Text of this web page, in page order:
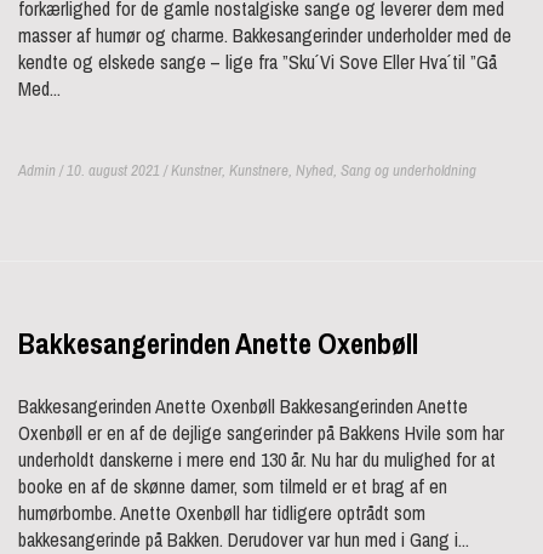
forkærlighed for de gamle nostalgiske sange og leverer dem med
masser af humør og charme. Bakkesangerinder underholder med de
kendte og elskede sange – lige fra ”Sku´ Vi Sove Eller Hva´ til ”Gå
Med...
Admin / 10. august 2021 /Kunstner, Kunstnere, Nyhed, Sang og underholdning
Bakkesangerinden Anette Oxenbøll
Bakkesangerinden Anette Oxenbøll Bakkesangerinden Anette
Oxenbøll er en af de dejlige sangerinder på Bakkens Hvile som har
underholdt danskerne i mere end 130 år. Nu har du mulighed for at
booke en af de skønne damer, som tilmeld er et brag af en
humørbombe. Anette Oxenbøll har tidligere optrådt som
bakkesangerinde på Bakken. Derudover var hun med i Gang i...